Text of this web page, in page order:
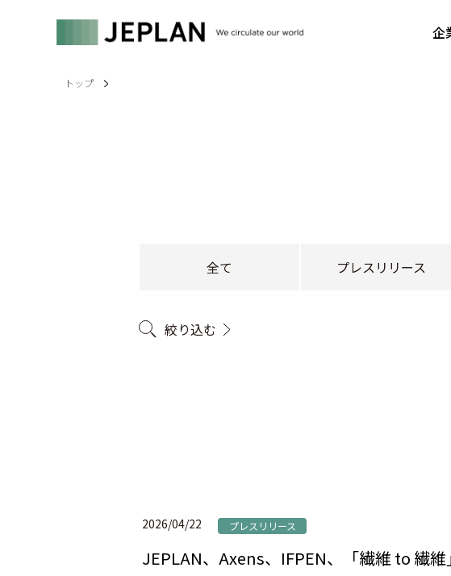
企
トップ
全て プレスリリース
絞り込む
2026/04/22 プレスリリース
JEPLAN、Axens、IFPEN、「繊維 to 繊